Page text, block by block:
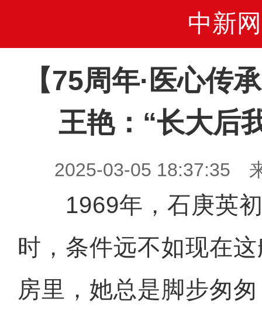
中新网
【75周年·医心传
王艳：“长大后
2025-03-05 18:37:35
1969年，石庚英初
时，条件远不如现在
房里，她总是脚步匆